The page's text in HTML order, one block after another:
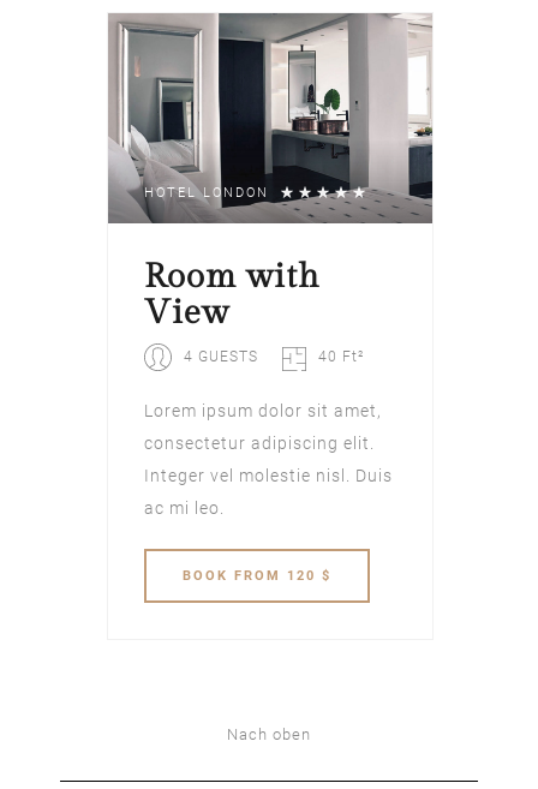
HOTEL LONDON
Room with
View
4 GUESTS 40 Ft²
Lorem ipsum dolor sit amet,
consectetur adipiscing elit.
Integer vel molestie nisl. Duis
ac mi leo.
BOOK FROM 120 $
Nach oben